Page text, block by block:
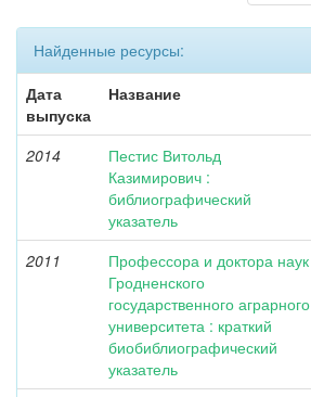
Найденные ресурсы:
Дата
выпуска
Название
2014
Пестис Витольд
Казимирович :
библиографический
указатель
2011
Профессора и доктора наук
Гродненского
государственного аграрного
университета : краткий
биобиблиографический
указатель